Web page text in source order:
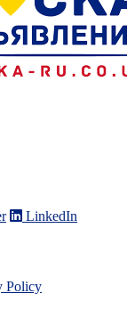
LinkedIn
Policy